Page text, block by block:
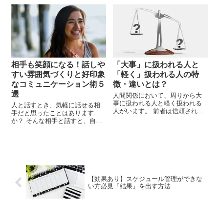
する存在です。 春の訪れととも
に、街中や公園に咲き誇る美し
い桜の花。 風に揺れ...
糖質カッ...
相手も笑顔になる！話しや
すい雰囲気づくりと好印象
なコミュニケーション術５
選
人と話すとき、気軽に話せる相
手だと思ったことはあります
か？ そんな相手と話すと、自然
「大事」に扱われる人と
「軽く」扱われる人の特
徴・違いとは？
人間関係において、周りから大
事に扱われる人と軽く扱われる
人がいます。 前者は信頼され、
【効果あり】スケジュール管理ができな
い方必見『結果』を出す方法